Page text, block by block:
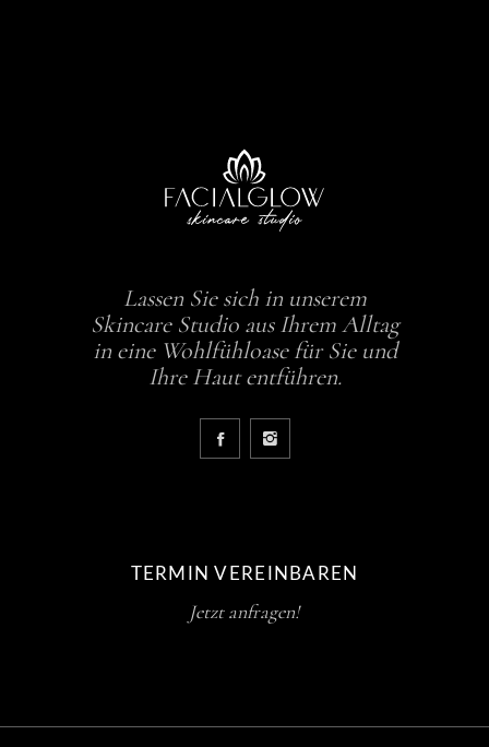
Lassen Sie sich in unserem
Skincare Studio aus Ihrem Alltag
in eine Wohlfühloase für Sie und
Ihre Haut entführen.
TERMIN VEREINBAREN
Jetzt anfragen!